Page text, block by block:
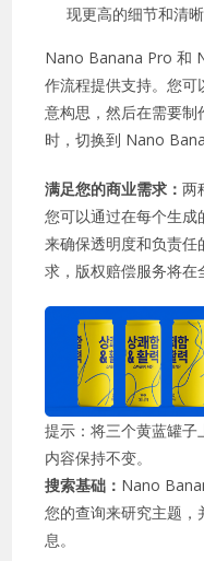
现更高的细节和清晰
Nano Banana Pro 和
作流程提供支持。您
意构思，然后在需要
时，切换到 Nano
满足您的商业需求：两
您可以通过在每个生
来确保透明度和负责
求，版权赔偿服务将在
提示：将三个黄蓝罐
内容保持不变。
搜索基础： Nano
您的查询来研究主题
息。